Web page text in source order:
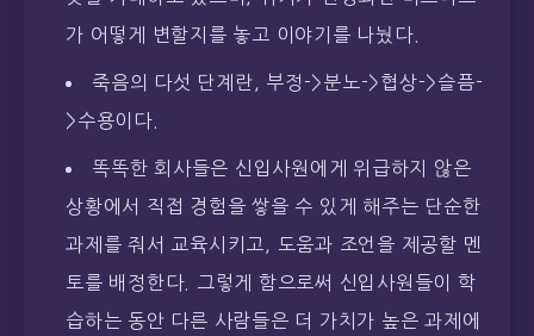
가 어떻게 변할지를 놓고 이야기를 나눴다.
죽음의 다섯 단계란, 부정->분노->협상->슬픔-
>수용이다.
똑똑한 회사들은 신입사원에게 위급하지 않은
상황에서 직접 경험을 쌓을 수 있게 해주는 단순한
과제를 줘서 교육시키고, 도움과 조언을 제공할 멘
토를 배정한다. 그렇게 함으로써 신입사원들이 학
습하는 동안 다른 사람들은 더 가치가 높은 과제에